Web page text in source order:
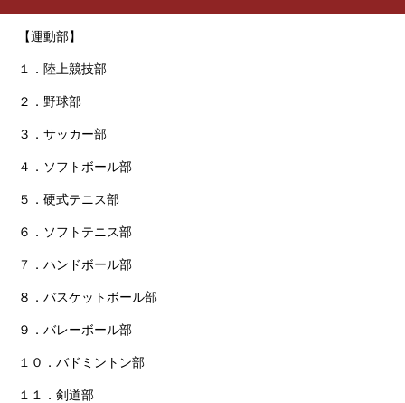
【運動部】
１．陸上競技部
２．野球部
３．サッカー部
４．ソフトボール部
５．硬式テニス部
６．ソフトテニス部
７．ハンドボール部
８．バスケットボール部
９．バレーボール部
１０．バドミントン部
１１．剣道部